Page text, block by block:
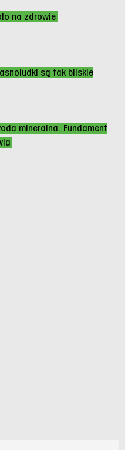
na zdrowie
są tak bliskie
mineralna. Fundament